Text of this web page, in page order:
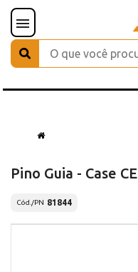
Pino Guia - Case CE
Cód./PN 81844